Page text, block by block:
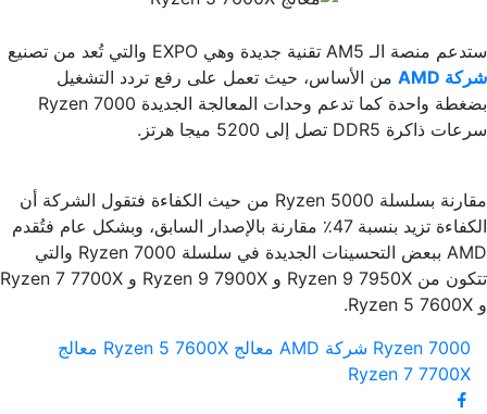
ستدعم منصة الـ AM5 تقنية جديدة وهي EXPO والتي تُعد من تصنيع
شركة AMD
من الأساس، حيث تعمل على رفع تردد التشغيل
بضغطة واحدة كما تدعم وحدات المعالجة الجديدة Ryzen 7000
سرعات ذاكرة DDR5 تصل إلى 5200 ميجا هرتز.
مقارنة بسلسلة Ryzen 5000 من حيث الكفاءة فتقول الشركة أن
الكفاءة تزيد بنسبة 47٪ مقارنة بالإصدار السابق، وبشكل عام فتُقدم
AMD ببعض التحسينات الجديدة في سلسلة Ryzen 7000 والتي
تتكون من Ryzen 9 7950X و Ryzen 9 7900X و Ryzen 7 7700X
و Ryzen 5 7600X.
Ryzen 7000 شركة AMD معالج Ryzen 5 7600X
معالج
Ryzen 7 7700X